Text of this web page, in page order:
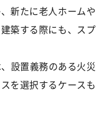
新たに老人ホームや
築する際にも、スプ
設置義務のある火災
を選択するケースも